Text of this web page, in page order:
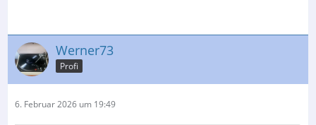
Werner73
Profi
6. Februar 2026 um 19:49